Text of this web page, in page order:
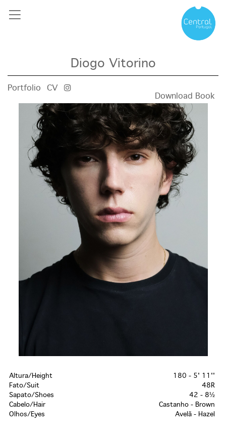
Diogo Vitorino
Portfolio
CV
Download Book
Altura/Height
180 - 5' 11''
Fato/Suit
48R
Sapato/Shoes
42 - 8½
Cabelo/Hair
Castanho - Brown
Olhos/Eyes
Avelã - Hazel